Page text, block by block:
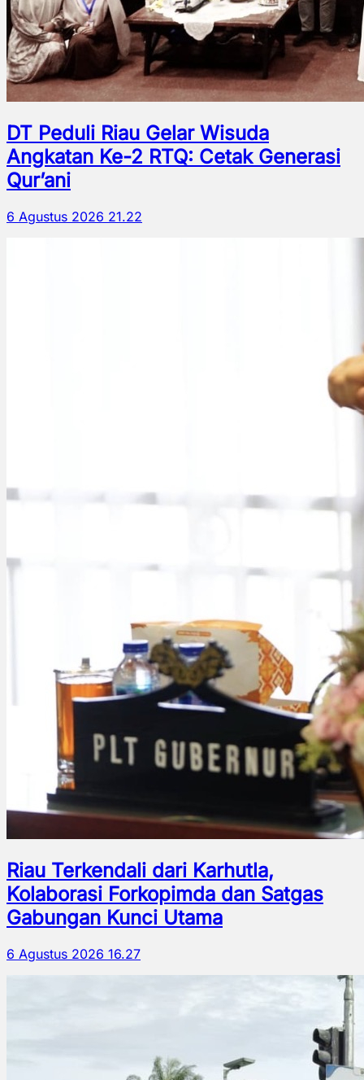
DT Peduli Riau Gelar Wisuda
Angkatan Ke-2 RTQ: Cetak Generasi
Qur’ani
6 Agustus 2026 21.22
Riau Terkendali dari Karhutla,
Kolaborasi Forkopimda dan Satgas
Gabungan Kunci Utama
6 Agustus 2026 16.27